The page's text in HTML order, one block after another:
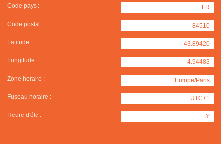
Code pays : FR
Code postal : 84510
Latitude : 43.89420
Longitude : 4.94483
Zone horaire : Europe/Paris
Fuseau horaire : UTC+1
Heure d'été : Y